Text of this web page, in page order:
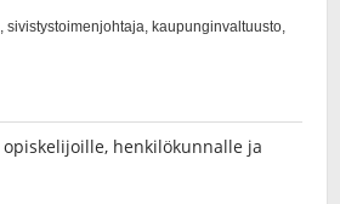
henkilökunnalle ja